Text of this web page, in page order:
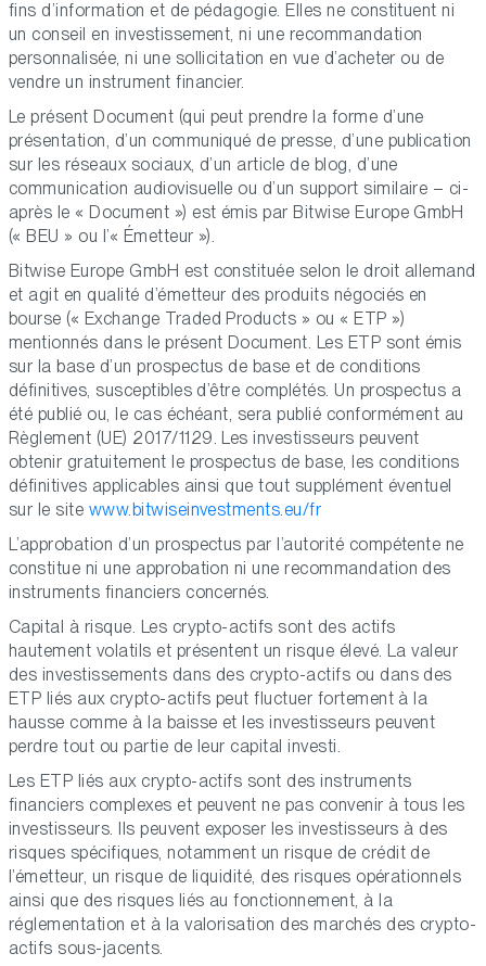
fins d’information et de pédagogie. Elles ne constituent ni
un conseil en investissement, ni une recommandation
personnalisée, ni une sollicitation en vue d’acheter ou de
vendre un instrument financier.
Le présent Document (qui peut prendre la forme d’une
présentation, d’un communiqué de presse, d’une publication
sur les réseaux sociaux, d’un article de blog, d’une
communication audiovisuelle ou d’un support similaire – ci-
après le « Document ») est émis par Bitwise Europe GmbH
(« BEU » ou l’« Émetteur »).
Bitwise Europe GmbH est constituée selon le droit allemand
et agit en qualité d’émetteur des produits négociés en
bourse (« Exchange Traded Products » ou « ETP »)
mentionnés dans le présent Document. Les ETP sont émis
sur la base d’un prospectus de base et de conditions
définitives, susceptibles d’être complétés. Un prospectus a
été publié ou, le cas échéant, sera publié conformément au
Règlement (UE) 2017/1129. Les investisseurs peuvent
obtenir gratuitement le prospectus de base, les conditions
définitives applicables ainsi que tout supplément éventuel
sur le site www.bitwiseinvestments.eu/fr
L’approbation d’un prospectus par l’autorité compétente ne
constitue ni une approbation ni une recommandation des
instruments financiers concernés.
Capital à risque. Les crypto-actifs sont des actifs
hautement volatils et présentent un risque élevé. La valeur
des investissements dans des crypto-actifs ou dans des
ETP liés aux crypto-actifs peut fluctuer fortement à la
hausse comme à la baisse et les investisseurs peuvent
perdre tout ou partie de leur capital investi.
Les ETP liés aux crypto-actifs sont des instruments
financiers complexes et peuvent ne pas convenir à tous les
investisseurs. Ils peuvent exposer les investisseurs à des
risques spécifiques, notamment un risque de crédit de
l’émetteur, un risque de liquidité, des risques opérationnels
ainsi que des risques liés au fonctionnement, à la
réglementation et à la valorisation des marchés des crypto-
actifs sous-jacents.